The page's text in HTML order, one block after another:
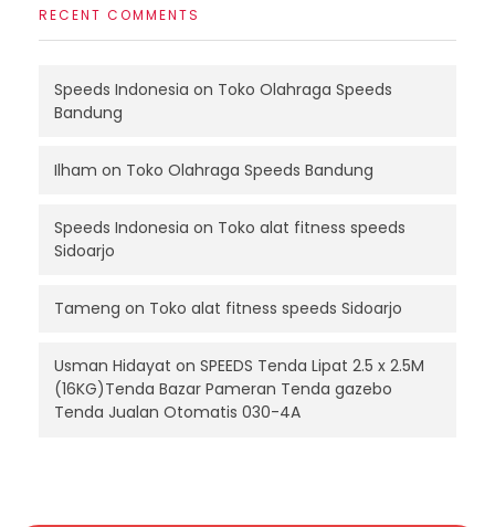
RECENT COMMENTS
Speeds Indonesia on Toko Olahraga Speeds
Bandung
Ilham on Toko Olahraga Speeds Bandung
Speeds Indonesia on Toko alat fitness speeds
Sidoarjo
Tameng on Toko alat fitness speeds Sidoarjo
Usman Hidayat on SPEEDS Tenda Lipat 2.5 x 2.5M
(16KG)Tenda Bazar Pameran Tenda gazebo
Tenda Jualan Otomatis 030-4A